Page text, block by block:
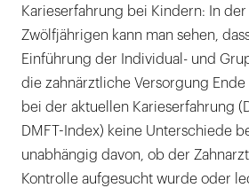
Karieserfahrung bei Kindern: In
Zwölfjährigen kann man sehen,
Einführung der Individual- und
die zahnärztliche Versorgung Ende
bei der aktuellen Karieserfahrung
DMFT-Index) keine Unterschiede
unabhängig davon, ob der
Kontrolle aufgesucht wurde oder